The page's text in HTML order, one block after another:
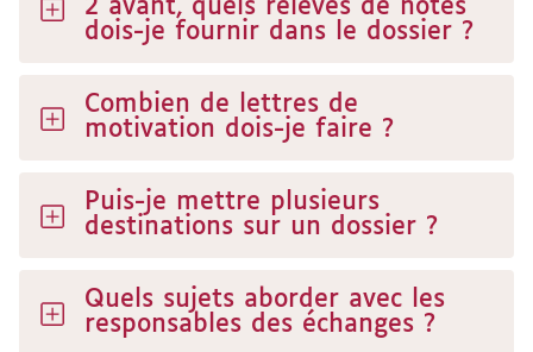
2 avant, quels relevés de notes
dois-je fournir dans le dossier ?
Combien de lettres de
motivation dois-je faire ?
Puis-je mettre plusieurs
destinations sur un dossier ?
Quels sujets aborder avec les
responsables des échanges ?